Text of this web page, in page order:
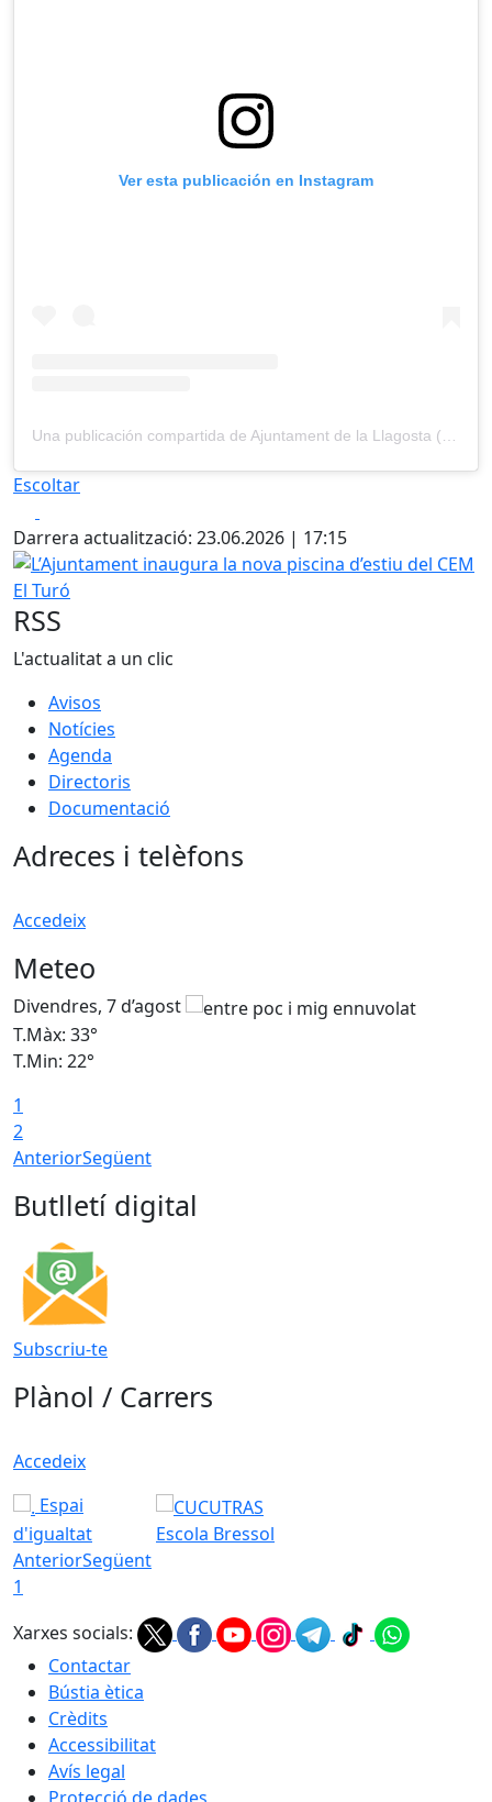
Ver esta publicación en Instagram
Escoltar
Darrera actualització: 23.06.2026 | 17:15
L’Ajuntament inaugura la nova piscina d’estiu del CEM El
RSS
L'actualitat a un clic
Avisos
Notícies
Agenda
Directoris
Documentació
Adreces i telèfons
Accedeix
Meteo
Divendres, 7 d’agost
T.Màx: 33°
T.Min: 22°
1
2
AnteriorSegüent
Butlletí digital
Subscriu-te
Plànol / Carrers
Accedeix
Espai
d'igualtat
Escola Bressol
AnteriorSegüent
1
Xarxes socials:
Contactar
Bústia ètica
Crèdits
Accessibilitat
Avís legal